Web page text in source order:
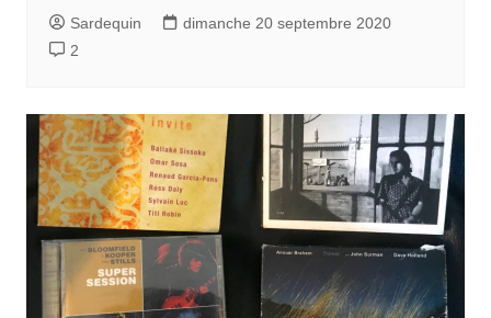
Sardequin
dimanche 20 septembre 2020
2